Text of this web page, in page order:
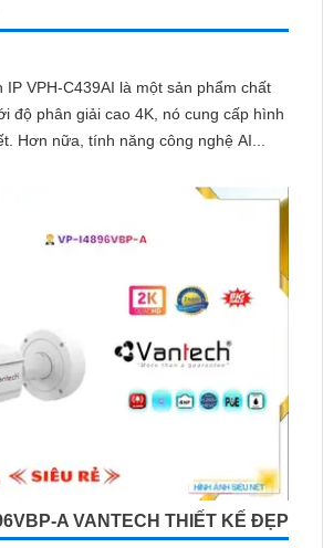
IP VPH-C439AI là một sản phẩm chất
ảnh sắc nét và chi tiết. Hơn nữa, tính năng công nghệ AI...
A VANTECH THIẾT KẾ ĐẸP